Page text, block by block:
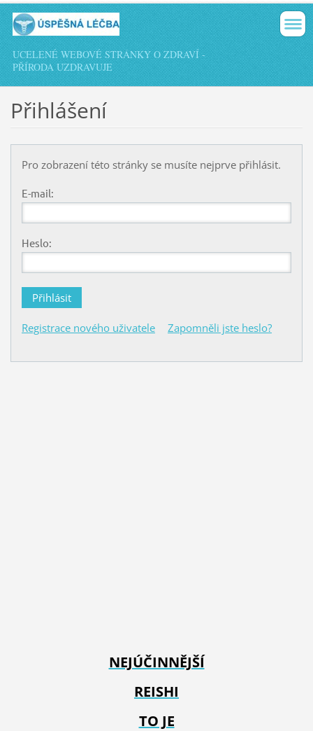
UCELENÉ WEBOVÉ STRÁNKY O ZDRAVÍ -
PŘÍRODA UZDRAVUJE
Přihlášení
Pro zobrazení této stránky se musíte nejprve přihlásit.
E-mail:
Heslo:
Registrace nového uživatele Zapomněli jste heslo?
NEJÚČINNĚJŠÍ
REISHI
TO JE